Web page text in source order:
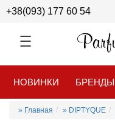
+38(093) 177 60 54
НОВИНКИ БРЕНДЫ
» Главная » DIPTYQUE